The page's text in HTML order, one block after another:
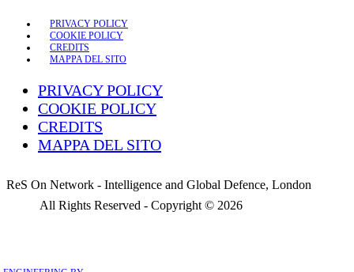
PRIVACY POLICY
COOKIE POLICY
CREDITS
MAPPA DEL SITO
PRIVACY POLICY
COOKIE POLICY
CREDITS
MAPPA DEL SITO
ReS On Network - Intelligence and Global Defence, London
All Rights Reserved - Copyright © 2026